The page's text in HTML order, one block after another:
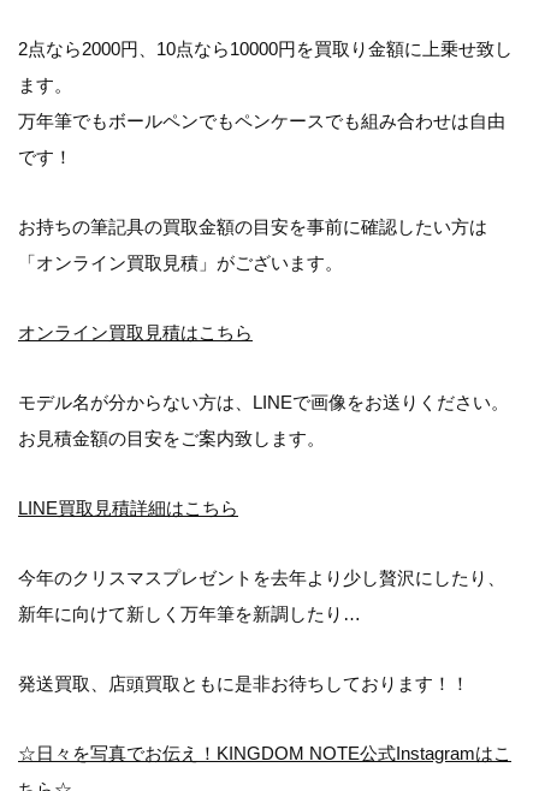
2点なら2000円、10点なら10000円を買取り金額に上乗せ致し
ます。
万年筆でもボールペンでもペンケースでも組み合わせは自由
です！
お持ちの筆記具の買取金額の目安を事前に確認したい方は
「オンライン買取見積」がございます。
オンライン買取見積はこちら
モデル名が分からない方は、LINEで画像をお送りください。
お見積金額の目安をご案内致します。
LINE買取見積詳細はこちら
今年のクリスマスプレゼントを去年より少し贅沢にしたり、
新年に向けて新しく万年筆を新調したり…
発送買取、店頭買取ともに是非お待ちしております！！
☆日々を写真でお伝え！KINGDOM NOTE公式Instagramはこ